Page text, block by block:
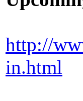
http://
in.html